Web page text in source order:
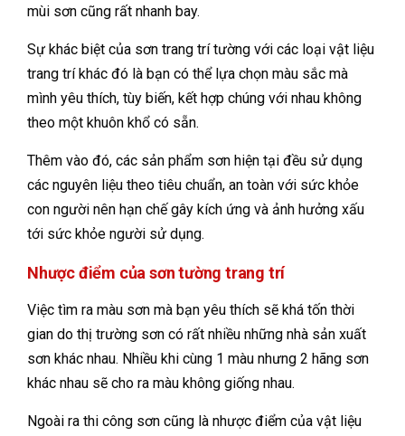
mùi sơn cũng rất nhanh bay.
Sự khác biệt của sơn trang trí tường với các loại vật liệu
trang trí khác đó là bạn có thể lựa chọn màu sắc mà
mình yêu thích, tùy biến, kết hợp chúng với nhau không
theo một khuôn khổ có sẵn.
Thêm vào đó, các sản phẩm sơn hiện tại đều sử dụng
các nguyên liệu theo tiêu chuẩn, an toàn với sức khỏe
con người nên hạn chế gây kích ứng và ảnh hưởng xấu
tới sức khỏe người sử dụng.
Nhược điểm của sơn tường trang trí
Việc tìm ra màu sơn mà bạn yêu thích sẽ khá tốn thời
gian do thị trường sơn có rất nhiều những nhà sản xuất
sơn khác nhau. Nhiều khi cùng 1 màu nhưng 2 hãng sơn
khác nhau sẽ cho ra màu không giống nhau.
Ngoài ra thi công sơn cũng là nhược điểm của vật liệu